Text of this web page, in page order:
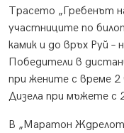
Трасето „Гребенът
участниците по
камик и до връх Руй –
Победители в
при жените с време 2
Дизела при мъжете с
В „Маратон